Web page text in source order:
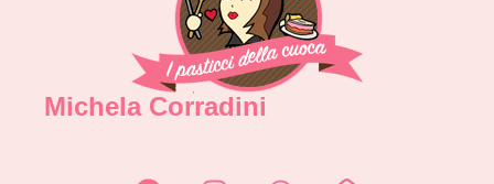
Michela Corradini